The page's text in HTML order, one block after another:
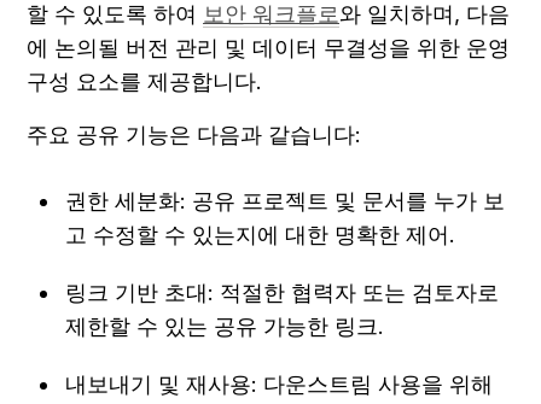
할 수 있도록 하여 보안 워크플로와 일치하며, 다음
에 논의될 버전 관리 및 데이터 무결성을 위한 운영
구성 요소를 제공합니다.
주요 공유 기능은 다음과 같습니다:
권한 세분화: 공유 프로젝트 및 문서를 누가 보
고 수정할 수 있는지에 대한 명확한 제어.
링크 기반 초대: 적절한 협력자 또는 검토자로
제한할 수 있는 공유 가능한 링크.
내보내기 및 재사용: 다운스트림 사용을 위해